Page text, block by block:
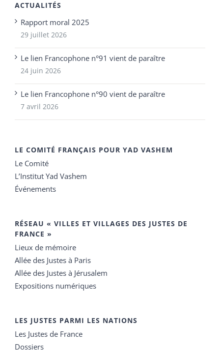
ACTUALITÉS
Rapport moral 2025
29 juillet 2026
Le lien Francophone n°91 vient de paraître
24 juin 2026
Le lien Francophone n°90 vient de paraître
7 avril 2026
LE COMITÉ FRANÇAIS POUR YAD VASHEM
Le Comité
L’Institut Yad Vashem
Événements
RÉSEAU « VILLES ET VILLAGES DES JUSTES DE
FRANCE »
Lieux de mémoire
Allée des Justes à Paris
Allée des Justes à Jérusalem
Expositions numériques
LES JUSTES PARMI LES NATIONS
Les Justes de France
Dossiers